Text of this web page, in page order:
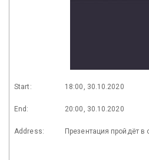
Start: 18:00, 30.10.2020
End: 20:00, 30.10.2020
Address: Презентация пройдёт